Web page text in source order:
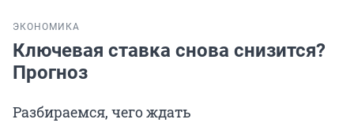
ЭКОНОМИКА
Ключевая ставка снова снизится?
Прогноз
Разбираемся, чего ждать